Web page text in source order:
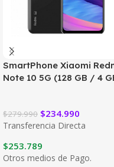
SmartPhone Xiaomi
Note 10 5G (128 GB / 4
$279.990 $234.990
Transferencia Directa
$253.789
Otros medios de Pago.